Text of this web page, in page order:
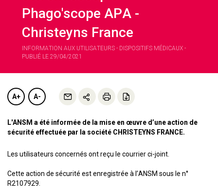
Phago'scope APA -
Christeyns France
INFORMATION AUX UTILISATEURS - DISPOSITIFS MÉDICAUX -
PUBLIÉ LE 29/04/2021
A+ A-
L'ANSM a été informée de la mise en œuvre d’une action de
sécurité effectuée par la société CHRISTEYNS FRANCE.
Les utilisateurs concernés ont reçu le courrier ci-joint.
Cette action de sécurité est enregistrée à l’ANSM sous le n°
R2107929.